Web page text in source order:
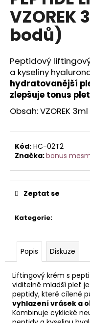
0,0
z
5
hvězdiček.
VZOREK
bodů)
Peptidový
a kyseliny
hydratovanější
zlepšuje tonus
Obsah: VZOREK 3ml
Kód: HC-02T2
Značka:bonus
Kategorie:
Zeptat se
Popis Diskuze
Liftingový krém s
viditelně mladší pleť
peptidy, které cíleně
vyhlazení vrásek a
Kombinuje cyklické
a
j
í
?
D
o
p
o
č
m
e
AGE
DEFENSE